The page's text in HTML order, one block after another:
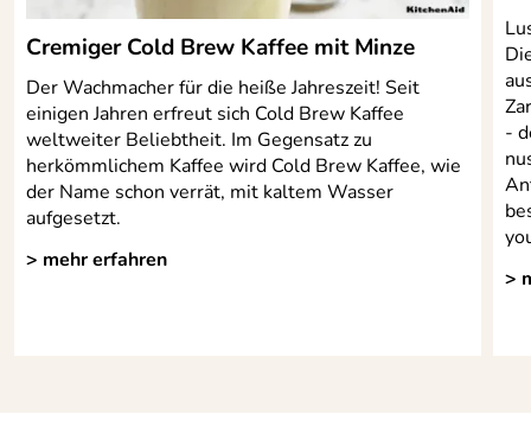
Sehr schnelle Lieferung, zu empfehlen.
Bewertungsdatum: 02.10.2023
Yuppi
*****
Verifizierte Bewertung
kein Kommentar
Bewertungsdatum: 02.04.2023
Cremiger Cold Brew Kaffee mit Minze
Der Wachmacher für die heiße Jahreszeit! Seit
einigen Jahren erfreut sich Cold Brew Kaffee
weltweiter Beliebtheit. Im Gegensatz zu
herkömmlichem Kaffee wird Cold Brew Kaffee, wie
der Name schon verrät, mit kaltem Wasser
aufgesetzt.
> mehr erfahren
-
>